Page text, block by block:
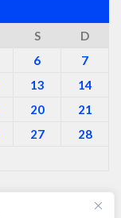
S
D
6
7
13
14
20
21
27
28